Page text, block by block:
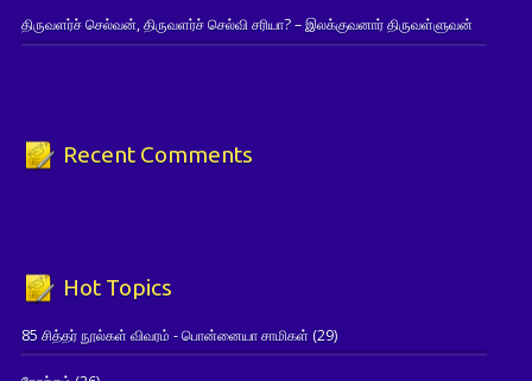
திருவளர்ச் செல்வன், திருவளர்ச் செல்வி சரியா? – இலக்குவனார் திருவள்ளுவன்
Recent Comments
Hot Topics
85 சித்தர் நூல்கள் விவரம் - பொன்னையா சாமிகள் (29)